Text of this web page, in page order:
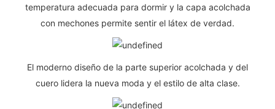
temperatura adecuada para dormir y la capa acolchada
con mechones permite sentir el látex de verdad.
El moderno diseño de la parte superior acolchada y del
cuero lidera la nueva moda y el estilo de alta clase.